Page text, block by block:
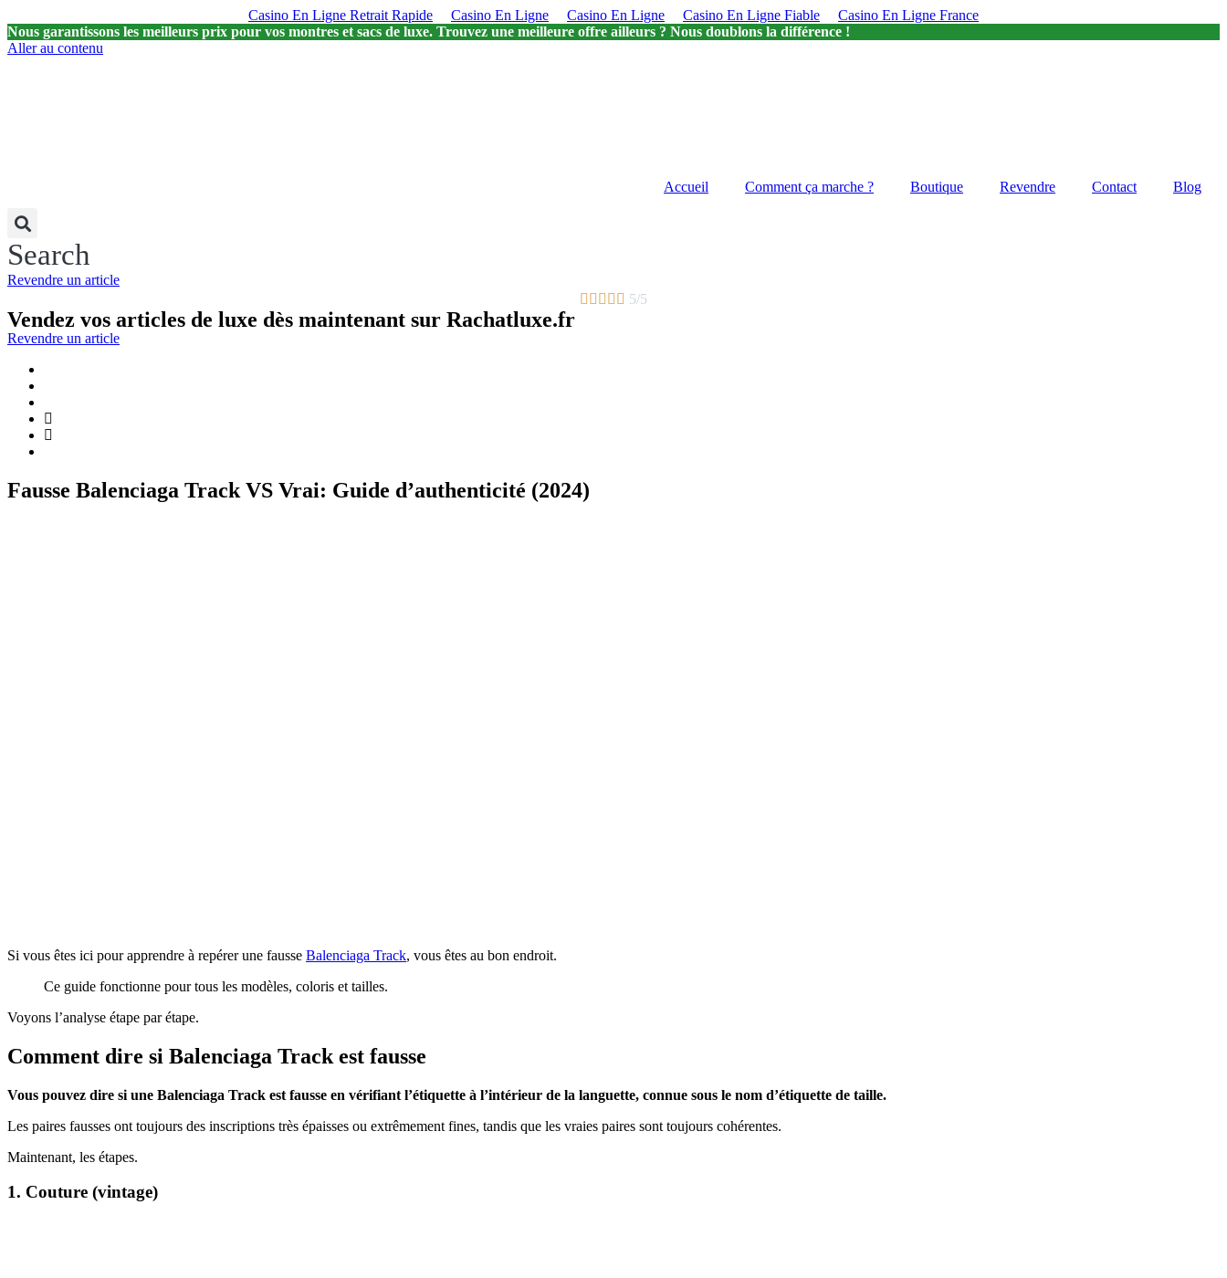
Casino En Ligne Retrait Rapide Casino En Ligne Casino En Ligne Casino En Ligne Fiable
Casino En Ligne France
Nous garantissons les meilleurs prix pour vos montres et sacs de luxe. Trouvez une meilleure offre ailleurs ? Nous doublons la différence !
Aller au contenu
Accueil Comment ça marche ? Boutique Revendre Contact Blog
Search
Revendre un article
     5/5
Vendez vos articles de luxe dès maintenant sur Rachatluxe.fr
Revendre un article
Fausse Balenciaga Track VS Vrai: Guide d’authenticité (2024)
Si vous êtes ici pour apprendre à repérer une fausse Balenciaga Track, vous êtes au bon endroit.
Ce guide fonctionne pour tous les modèles, coloris et tailles.
Voyons l’analyse étape par étape.
Comment dire si Balenciaga Track est fausse
Vous pouvez dire si une Balenciaga Track est fausse en vérifiant l’étiquette à l’intérieur de la languette, connue sous le nom d’étiquette de taille.
Les paires fausses ont toujours des inscriptions très épaisses ou extrêmement fines, tandis que les vraies paires sont toujours cohérentes.
Maintenant, les étapes.
1. Couture (vintage)